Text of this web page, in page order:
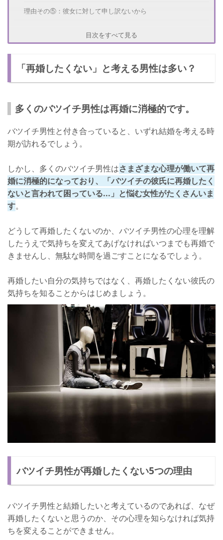
理由その⑤：彼女に対して申し訳ないから
再婚したくない気持ちを理解したうえで寄り添ってあげましょ
う。
結婚のためにできること➀：しっかりと愛情表現をする
結婚のためにできること➁：バツイチ男性を癒せしてあげる
さいごに
目次をすべて見る
「再婚したくない」と考える男性は多い？
多くのバツイチ男性は再婚に消極的です。
バツイチ男性と付き合っていると、いずれ結婚を考える時
期が訪れるでしょう。
しかし、多くのバツイチ男性はさまざまな心理が働いて再
婚に消極的になっており、「バツイチの彼氏に再婚したく
ないと言われて困っている...」と悩む女性がたくさんいま
す。
どうして再婚したくないのか、バツイチ男性の心理を理解
したうえで気持ちを変えてあげなければいつまでも再婚で
きませんし、無駄な時間を過ごすことになるでしょう。
再婚したい自分の気持ちではなく、再婚したくない彼氏の
気持ちを知ることからはじめましょう。
バツイチ男性が再婚したくない5つの理由
バツイチ男性と結婚したいと考えているのであれば、なぜ
再婚したくないと思うのか、その心理を知らなければ気持
ちを変えることができません。